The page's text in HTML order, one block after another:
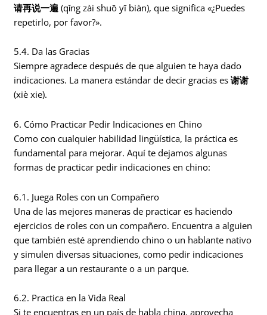
请再说一遍 (qǐng zài shuō yī biàn), que significa «¿Puedes
repetirlo, por favor?».
5.4. Da las Gracias
Siempre agradece después de que alguien te haya dado
indicaciones. La manera estándar de decir gracias es谢谢
(xiè xie).
6. Cómo Practicar Pedir Indicaciones en Chino
Como con cualquier habilidad lingüística, la práctica es
fundamental para mejorar. Aquí te dejamos algunas
formas de practicar pedir indicaciones en chino:
6.1. Juega Roles con un Compañero
Una de las mejores maneras de practicar es haciendo
ejercicios de roles con un compañero. Encuentra a alguien
que también esté aprendiendo chino o un hablante nativo
y simulen diversas situaciones, como pedir indicaciones
para llegar a un restaurante o a un parque.
6.2. Practica en la Vida Real
Si te encuentras en un país de habla china, aprovecha